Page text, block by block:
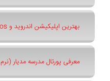
بهترین اپلیکیشن اندروید و ios برای مدارس کدامند؟
معرفی پورتال مدرسه مدیار